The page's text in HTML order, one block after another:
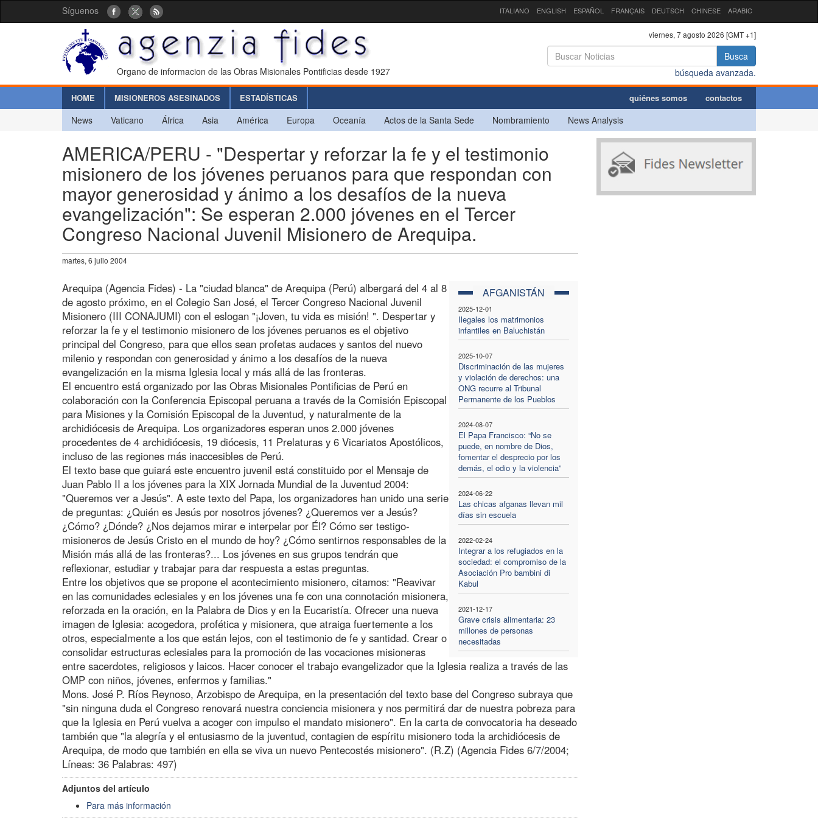
Síguenos ITALIANO ENGLISH ESPAÑOL FRANÇAIS DEUTSCH CHINESE ARABIC
Organo de informacion de las Obras Misionales Pontificias desde 1927
viernes, 7 agosto 2026 [GMT +1]
Busca
búsqueda avanzada.
HOME MISIONEROS ASESINADOS ESTADÍSTICAS quiénes somos contactos
News Vaticano África Asia América Europa Oceanía Actos de la Santa Sede Nombramiento News Analysis
AMERICA/PERU - "Despertar y reforzar la fe y el testimonio
misionero de los jóvenes peruanos para que respondan con
mayor generosidad y ánimo a los desafíos de la nueva
evangelización": Se esperan 2.000 jóvenes en el Tercer
Congreso Nacional Juvenil Misionero de Arequipa.
martes, 6 julio 2004
AFGANISTÁN
2025-12-01
Ilegales los matrimonios
infantiles en Baluchistán
2025-10-07
Discriminación de las mujeres
y violación de derechos: una
ONG recurre al Tribunal
Permanente de los Pueblos
2024-08-07
El Papa Francisco: “No se
puede, en nombre de Dios,
fomentar el desprecio por los
demás, el odio y la violencia”
2024-06-22
Las chicas afganas llevan mil
días sin escuela
2022-02-24
Integrar a los refugiados en la
sociedad: el compromiso de la
Asociación Pro bambini di
Kabul
2021-12-17
Grave crisis alimentaria: 23
millones de personas
necesitadas
Arequipa (Agencia Fides) - La "ciudad blanca" de Arequipa (Perú) albergará del 4 al 8
de agosto próximo, en el Colegio San José, el Tercer Congreso Nacional Juvenil
Misionero (III CONAJUMI) con el eslogan "¡Joven, tu vida es misión! ". Despertar y
reforzar la fe y el testimonio misionero de los jóvenes peruanos es el objetivo
principal del Congreso, para que ellos sean profetas audaces y santos del nuevo
milenio y respondan con generosidad y ánimo a los desafíos de la nueva
evangelización en la misma Iglesia local y más allá de las fronteras.
El encuentro está organizado por las Obras Misionales Pontificias de Perú en
colaboración con la Conferencia Episcopal peruana a través de la Comisión Episcopal
para Misiones y la Comisión Episcopal de la Juventud, y naturalmente de la
archidiócesis de Arequipa. Los organizadores esperan unos 2.000 jóvenes
procedentes de 4 archidiócesis, 19 diócesis, 11 Prelaturas y 6 Vicariatos Apostólicos,
incluso de las regiones más inaccesibles de Perú.
El texto base que guiará este encuentro juvenil está constituido por el Mensaje de
Juan Pablo II a los jóvenes para la XIX Jornada Mundial de la Juventud 2004:
"Queremos ver a Jesús". A este texto del Papa, los organizadores han unido una serie
de preguntas: ¿Quién es Jesús por nosotros jóvenes? ¿Queremos ver a Jesús?
¿Cómo? ¿Dónde? ¿Nos dejamos mirar e interpelar por Él? Cómo ser testigo-
misioneros de Jesús Cristo en el mundo de hoy? ¿Cómo sentirnos responsables de la
Misión más allá de las fronteras?... Los jóvenes en sus grupos tendrán que
reflexionar, estudiar y trabajar para dar respuesta a estas preguntas.
Entre los objetivos que se propone el acontecimiento misionero, citamos: "Reavivar
en las comunidades eclesiales y en los jóvenes una fe con una connotación misionera,
reforzada en la oración, en la Palabra de Dios y en la Eucaristía. Ofrecer una nueva
imagen de Iglesia: acogedora, profética y misionera, que atraiga fuertemente a los
otros, especialmente a los que están lejos, con el testimonio de fe y santidad. Crear o
consolidar estructuras eclesiales para la promoción de las vocaciones misioneras
entre sacerdotes, religiosos y laicos. Hacer conocer el trabajo evangelizador que la Iglesia realiza a través de las
OMP con niños, jóvenes, enfermos y familias."
Mons. José P. Ríos Reynoso, Arzobispo de Arequipa, en la presentación del texto base del Congreso subraya que
"sin ninguna duda el Congreso renovará nuestra conciencia misionera y nos permitirá dar de nuestra pobreza para
que la Iglesia en Perú vuelva a acoger con impulso el mandato misionero". En la carta de convocatoria ha deseado
también que "la alegría y el entusiasmo de la juventud, contagien de espíritu misionero toda la archidiócesis de
Arequipa, de modo que también en ella se viva un nuevo Pentecostés misionero". (R.Z) (Agencia Fides 6/7/2004;
Líneas: 36 Palabras: 497)
Adjuntos del artículo
Para más información